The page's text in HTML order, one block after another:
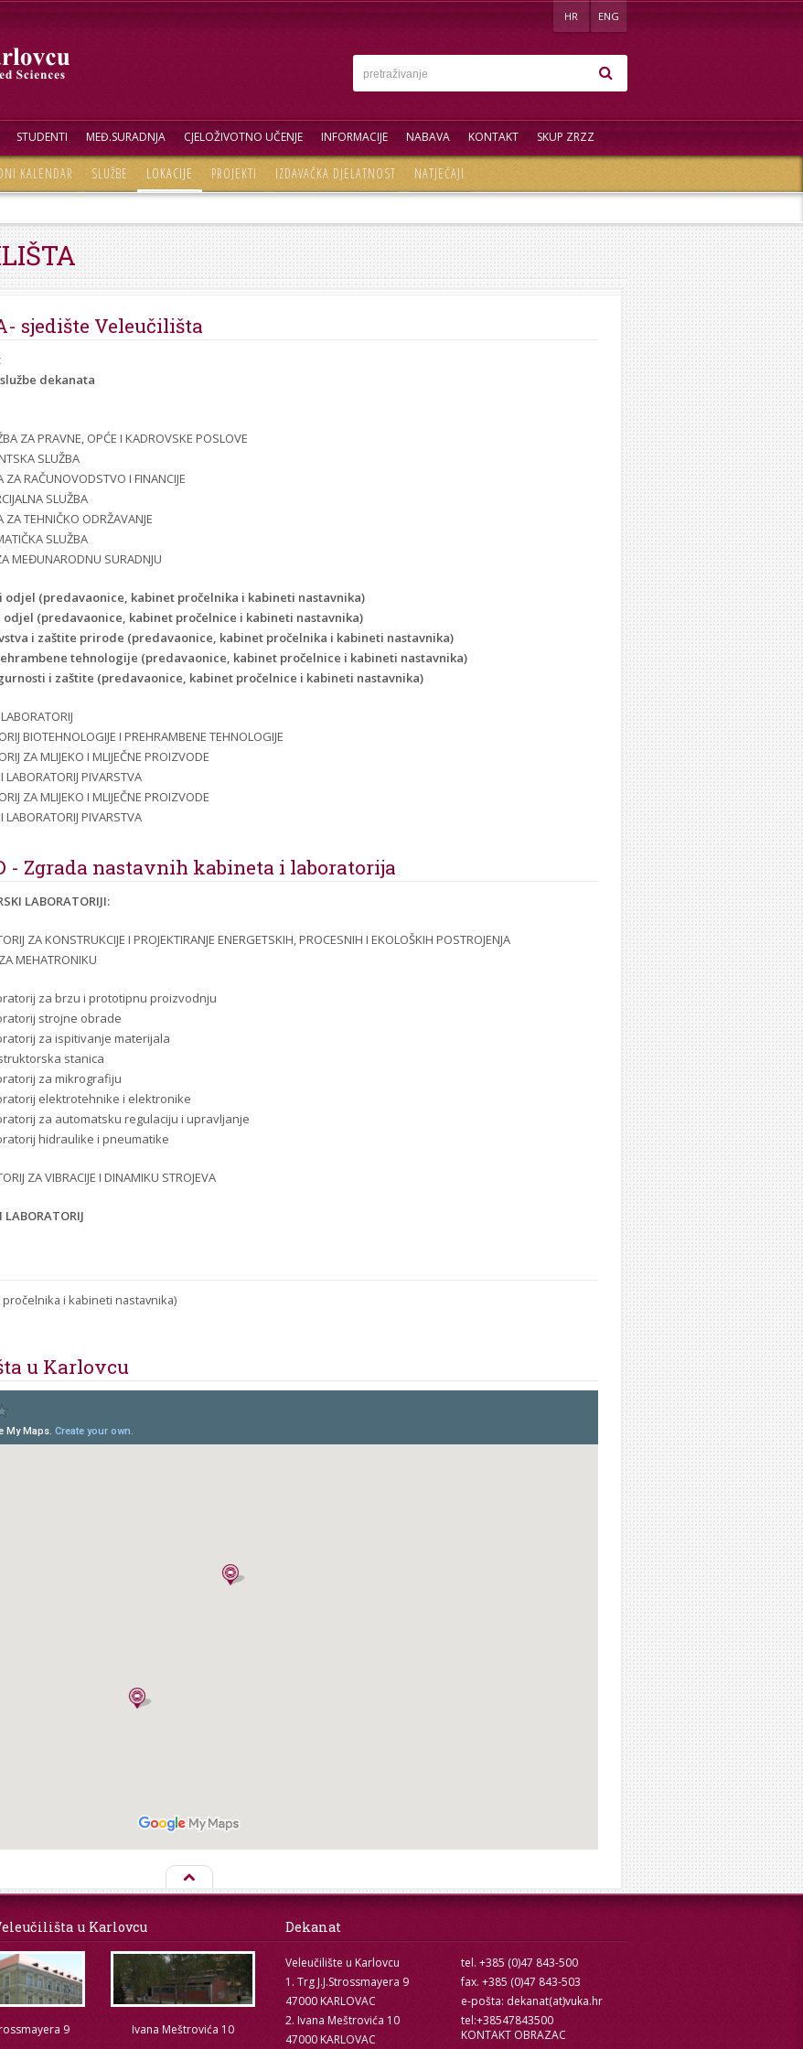
HR ENG
STUDENTI MEĐ.SURADNJA CJELOŽIVOTNO UČENJE INFORMACIJE NABAVA KONTAKT SKUP ZRZZ
KALENDAR SLUŽBE LOKACIJE PROJEKTI IZDAVAČKA DJELATNOST NATJEČAJI
sjedište Veleučilišta
dekanata
ZA PRAVNE, OPĆE I KADROVSKE POSLOVE
SLUŽBA
ZA RAČUNOVODSTVO I FINANCIJE
SLUŽBA
ZA TEHNIČKO ODRŽAVANJE
SLUŽBA
MEĐUNARODNU SURADNJU
odjel (predavaonice, kabinet pročelnika i kabineti nastavnika)
odjel (predavaonice, kabinet pročelnice i kabineti nastavnika)
i zaštite prirode (predavaonice, kabinet pročelnika i kabineti nastavnika)
tehnologije (predavaonice, kabinet pročelnice i kabineti nastavnika)
i zaštite (predavaonice, kabinet pročelnice i kabineti nastavnika)
BIOTEHNOLOGIJE I PREHRAMBENE TEHNOLOGIJE
ZA MLIJEKO I MLIJEČNE PROIZVODE
LABORATORIJ PIVARSTVA
ZA MLIJEKO I MLIJEČNE PROIZVODE
LABORATORIJ PIVARSTVA
- Zgrada nastavnih kabineta i laboratorija
LABORATORIJI:
ZA KONSTRUKCIJE I PROJEKTIRANJE ENERGETSKIH, PROCESNIH I EKOLOŠKIH POSTROJENJA
MEHATRONIKU
za brzu i prototipnu proizvodnju
strojne obrade
za ispitivanje materijala
stanica
za mikrografiju
elektrotehnike i elektronike
za automatsku regulaciju i upravljanje
hidraulike i pneumatike
ZA VIBRACIJE I DINAMIKU STROJEVA
LABORATORIJ
i kabineti nastavnika)
u Karlovcu
Prikaži uvećanu kartu
u Karlovcu
9 Ivana Meštrovića 10
Dekanat
Veleučilište u Karlovcu
1. Trg J.J.Strossmayera 9
47000 KARLOVAC
2. Ivana Meštrovića 10
47000 KARLOVAC
tel. +385 (0)47 843-500
fax. +385 (0)47 843-503
e-pošta: dekanat(at)vuka.hr
tel:+38547843500
KONTAKT OBRAZAC